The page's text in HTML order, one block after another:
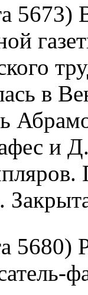
5673)
в
и
5680)